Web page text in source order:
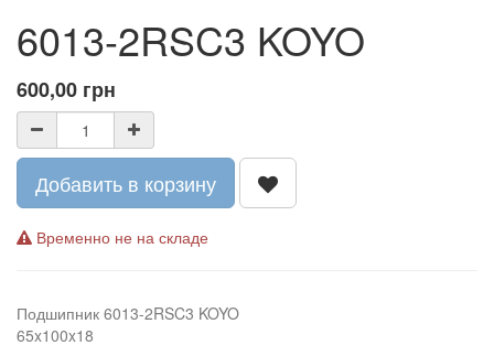
6013-2RSC3 KOYO
600,00 грн
Добавить в корзину
Временно не на складе
Подшипник 6013-2RSC3 KOYO
65x100x18